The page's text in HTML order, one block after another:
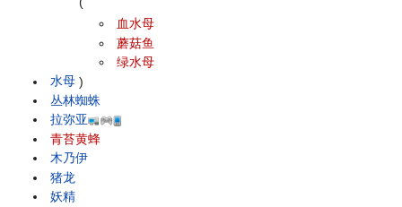
水母
血水母
蘑菇鱼
绿水母
)
丛林蜘蛛
拉弥亚
青苔黄蜂
木乃伊
猪龙
妖精